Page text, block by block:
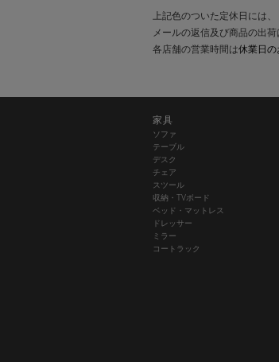
上記色のついた定休日には、
メールの返信及び商品の出
各店舗の営業時間は休業日
家具
ソファ
テーブル
デスク
チェア
スツール
収納・TVボード
ベッド・マットレス
ドレッサー
ミラー
コートラック